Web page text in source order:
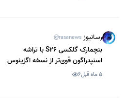
رسانیوز @rasanews
بنچمارک گلکسی S26 با تراشه
اسنپدراگون قوی‌تر از نسخه اگزینوس
ظاهر شد
5 ماه قبل 6